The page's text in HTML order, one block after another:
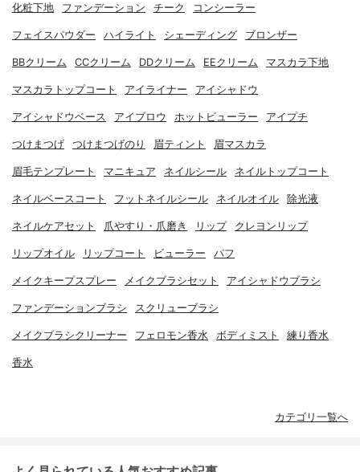
化粧下地 ファンデーション チーク コンシーラー
フェイスパウダー ハイライト シェーディング ブロンザー
BBクリーム CCクリーム DDクリーム EEクリーム マスカラ下地
マスカラトップコート アイライナー アイシャドウ
アイシャドウベース アイブロウ ホットビューラー アイプチ
つけまつげ つけまつげのり 眉ティント 眉マスカラ
眉毛テンプレート マニキュア ネイルシール ネイルトップコート
ネイルベースコート フットネイルシール ネイルオイル 除光液
ネイルケアセット 爪やすり・爪磨き リップ クレヨンリップ
リップオイル リップコート ビューラー パフ
メイクキープスプレー メイクブラシセット アイシャドウブラシ
ファンデーションブラシ スクリューブラシ
メイクブラシクリーナー フェロモン香水 ボディミスト 練り香水
香水
カテゴリ一覧へ